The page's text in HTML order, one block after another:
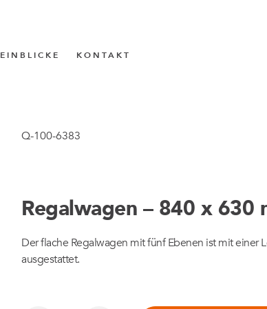
EINBLICKE KONTAKT
Q-100-6383
Regalwagen – 840 x 630
Der flache Regalwagen mit fünf Ebenen ist mit einer
ausgestattet.